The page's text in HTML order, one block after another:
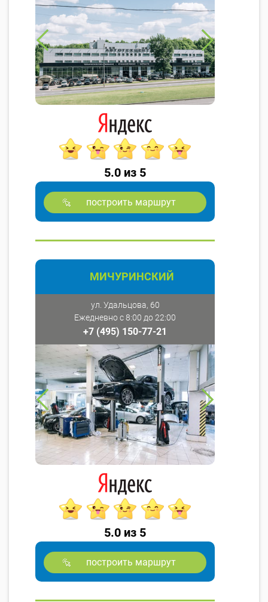
5.0 из 5
построить маршрут
МИЧУРИНСКИЙ
ул. Удальцова, 60
Ежедневно с 8:00 до 22:00
+7 (495) 150-77-21
5.0 из 5
построить маршрут